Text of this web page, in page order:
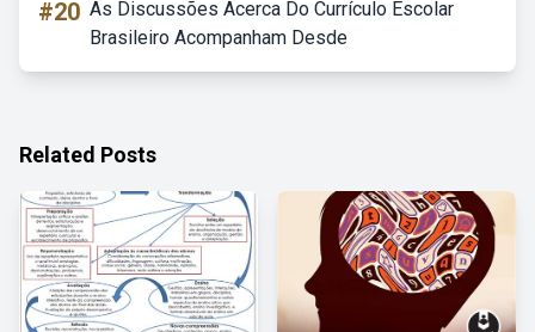
#20 As Discussões Acerca Do Currículo Escolar
Brasileiro Acompanham Desde
Related Posts